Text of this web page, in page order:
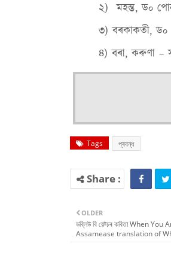
২) মহন্ত, ড০
৩) বৰকাকতী, ড০
৪) বৰা, কৰুণা –
Tags প্ৰবন্ধ
OLDER
ডব্লিউ বি য়েট্চৰ কবিতা When You
Assamease translation of